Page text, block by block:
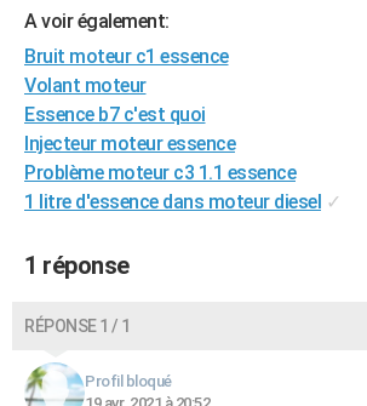
BONS PLANS
CARTE DE VOEUX
Carte de Noël
Carte Bonne année
Carte Saint-Valentin
Carte Pâques
Carte d'anniversaire
DICTIONNAIRE
Dictionnaire
Biographies
Citations
Expressions
Proverbes
PROGRAMME TV
COPAINS D'AVANT
S'inscrire
Se connecter
Lycées
Collèges
Primaires
Universités
Entreprises
Service militaire
Avis de recherche
AVIS DE DÉCÈS
A voir également:
Bruit moteur c1 essence
Volant moteur
Essence b7 c'est quoi
Injecteur moteur essence
Problème moteur c3 1.1 essence
1 litre d'essence dans moteur diesel ✓
1 réponse
RÉPONSE 1 / 1
Profil bloqué